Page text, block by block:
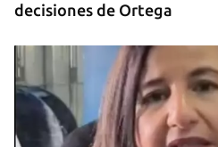
decisiones de Ortega